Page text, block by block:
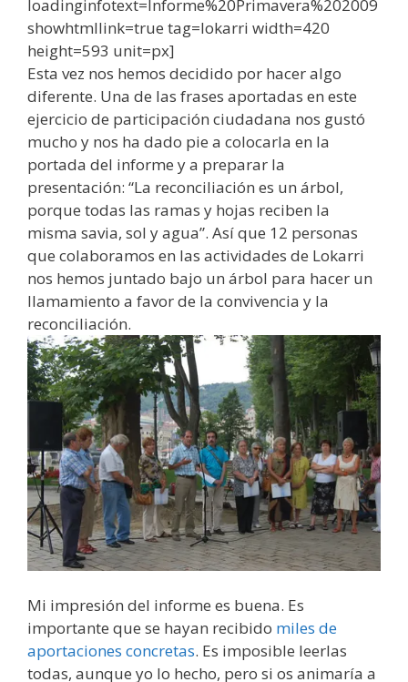
loadinginfotext=Informe%20Primavera%202009
showhtmllink=true tag=lokarri width=420
height=593 unit=px]
Esta vez nos hemos decidido por hacer algo
diferente. Una de las frases aportadas en este
ejercicio de participación ciudadana nos gustó
mucho y nos ha dado pie a colocarla en la
portada del informe y a preparar la
presentación: “La reconciliación es un árbol,
porque todas las ramas y hojas reciben la
misma savia, sol y agua”. Así que 12 personas
que colaboramos en las actividades de Lokarri
nos hemos juntado bajo un árbol para hacer un
llamamiento a favor de la convivencia y la
reconciliación.
Mi impresión del informe es buena. Es
importante que se hayan recibido miles de
aportaciones concretas. Es imposible leerlas
todas, aunque yo lo hecho, pero si os animaría a